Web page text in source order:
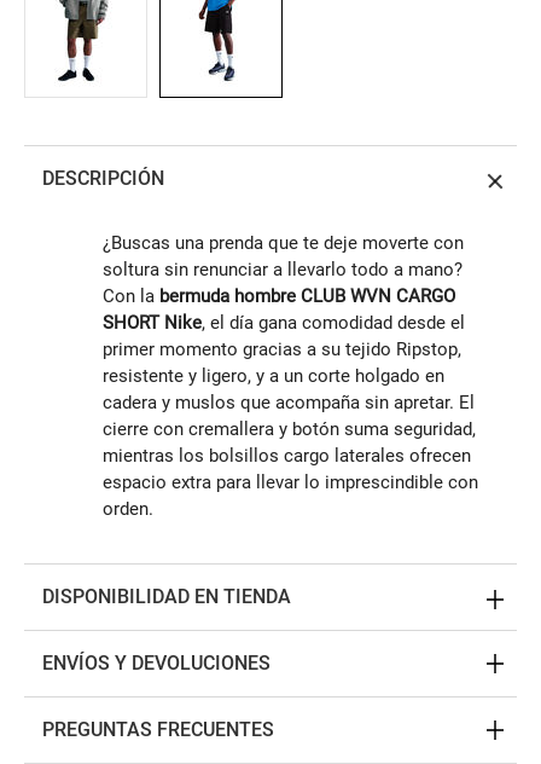
DESCRIPCIÓN
¿Buscas una prenda que te deje moverte con
soltura sin renunciar a llevarlo todo a mano?
Con la bermuda hombre CLUB WVN CARGO
SHORT Nike, el día gana comodidad desde el
primer momento gracias a su tejido Ripstop,
resistente y ligero, y a un corte holgado en
cadera y muslos que acompaña sin apretar. El
cierre con cremallera y botón suma seguridad,
mientras los bolsillos cargo laterales ofrecen
espacio extra para llevar lo imprescindible con
orden.
DISPONIBILIDAD EN TIENDA
ENVÍOS Y DEVOLUCIONES
PREGUNTAS FRECUENTES